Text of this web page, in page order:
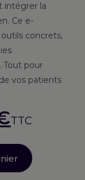
intégrer la
Ce e-
concrets,
Tout pour
vos patients
TTC